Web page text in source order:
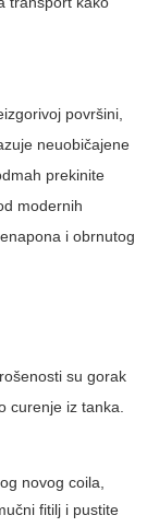
površini,
neuobičajene
prekinite
modernih
i obrnutog
su gorak
curenje iz tanka.
novog coila,
fitilj i pustite